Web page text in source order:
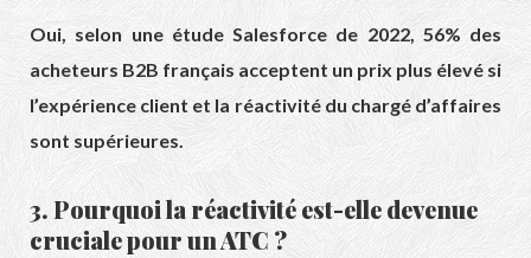
Oui, selon une étude Salesforce de 2022, 56% des
acheteurs B2B français acceptent un prix plus élevé si
l’expérience client et la réactivité du chargé d’affaires
sont supérieures.
3. Pourquoi la réactivité est-elle devenue
cruciale pour un ATC ?